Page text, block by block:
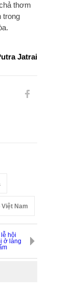
thơm
trong
Jatrai
Việt Nam
hội
ở làng